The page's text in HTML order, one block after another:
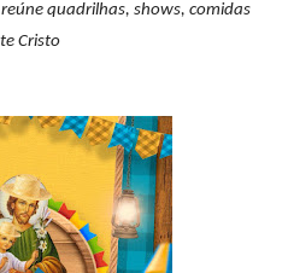
quadrilhas, shows, comidas
Cristo